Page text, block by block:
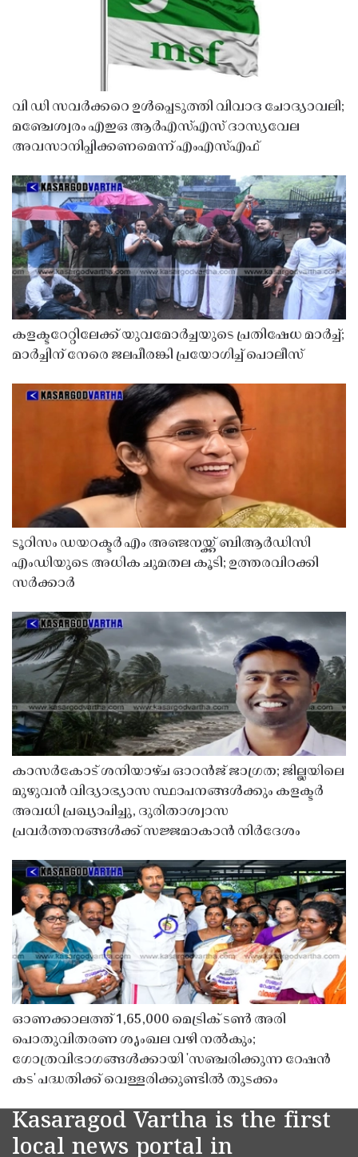
വി ഡി സവർക്കറെ ഉൾപ്പെടുത്തി വിവാദ ചോദ്യാവലി;
മഞ്ചേശ്വരം എഇഒ ആർഎസ്എസ് ദാസ്യവേല
അവസാനിപ്പിക്കണമെന്ന് എംഎസ്എഫ്
കളക്ടറേറ്റിലേക്ക് യുവമോർച്ചയുടെ പ്രതിഷേധ മാർച്ച്;
മാർച്ചിന് നേരെ ജലപീരങ്കി പ്രയോഗിച്ച് പൊലീസ്
ടൂറിസം ഡയറക്ടർ എം അഞ്ജനയ്ക്ക് ബിആർഡിസി
എംഡിയുടെ അധിക ചുമതല കൂടി; ഉത്തരവിറക്കി
സർക്കാർ
കാസർകോട് ശനിയാഴ്ച ഓറൻജ് ജാഗ്രത; ജില്ലയിലെ
മുഴുവൻ വിദ്യാഭ്യാസ സ്ഥാപനങ്ങൾക്കും കളക്ടർ
അവധി പ്രഖ്യാപിച്ചു, ദുരിതാശ്വാസ
പ്രവർത്തനങ്ങൾക്ക് സജ്ജമാകാൻ നിർദേശം
ഓണക്കാലത്ത് 1,65,000 മെട്രിക് ടൺ അരി
പൊതുവിതരണ ശൃംഖല വഴി നൽകും;
ഗോത്രവിഭാഗങ്ങൾക്കായി 'സഞ്ചരിക്കുന്ന റേഷൻ
കട' പദ്ധതിക്ക് വെള്ളരിക്കുണ്ടിൽ തുടക്കം
Kasaragod Vartha is the first
local news portal in